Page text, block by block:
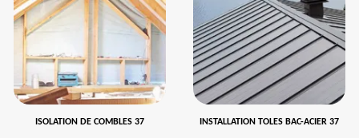
ISOLATION DE COMBLES 37 INSTALLATION TOLES BAC-ACIER 37